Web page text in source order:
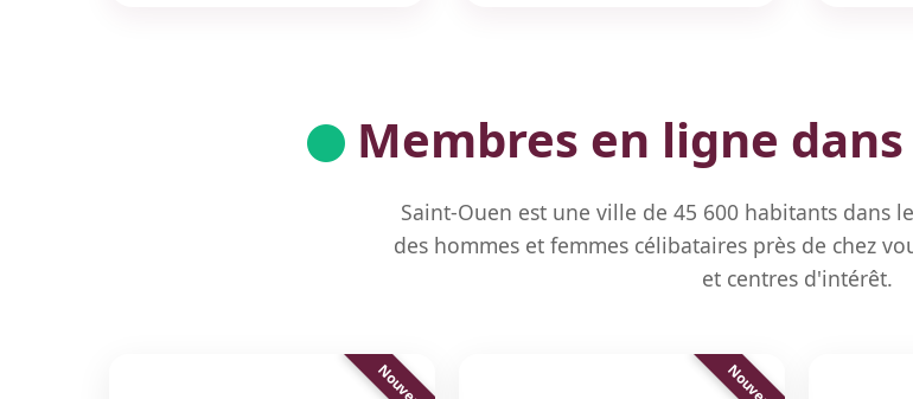
Membres en ligne
Saint-Ouen est une ville de 45 600 habitants dans
des hommes et femmes célibataires près de chez
et centres d'intérêt.